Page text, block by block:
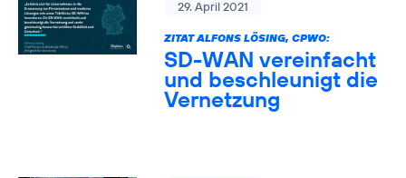
29. April 2021
ZITAT ALFONS LÖSING, CPWO:
SD-WAN vereinfacht
und beschleunigt die
Vernetzung